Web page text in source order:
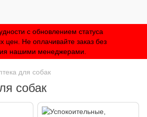
с обновлением статуса
цен. Не оплачивайте заказ без
нашими менеджерами.
для собак
собак